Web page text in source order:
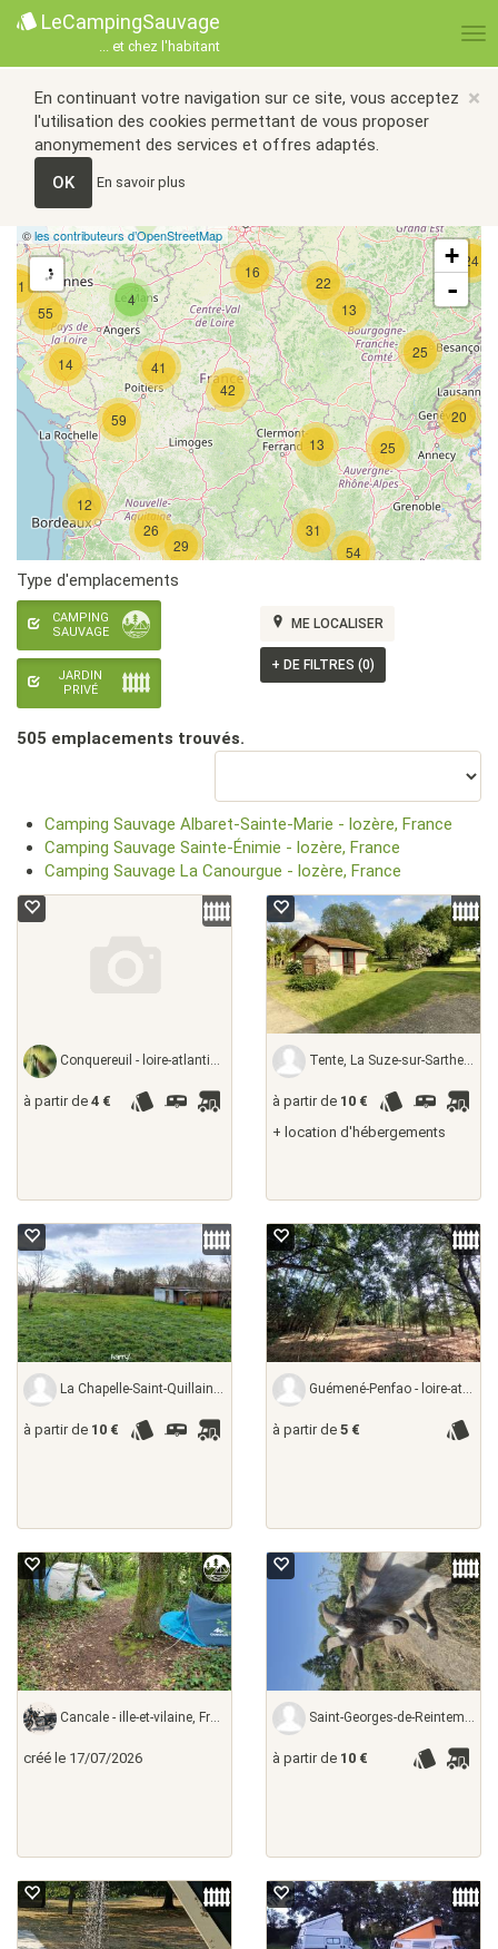
LeCampingSauvage
... et chez l'habitant
×
En continuant votre navigation sur ce site, vous acceptez
l'utilisation des cookies permettant de vous proposer
anonymement des services et offres adaptés.
OK
En savoir plus
4
13
25
22
42
55
54
59
26
13
31
16
14
25
20
24
29
21
41
12
©les contributeurs d’OpenStreetMap
+
-
Type d'emplacements
CAMPING
SAUVAGE
JARDIN
PRIVÉ
ME LOCALISER
+ DE FILTRES (0)
505 emplacements trouvés.
Camping Sauvage Albaret-Sainte-Marie - lozère, France
Camping Sauvage Sainte-Énimie - lozère, France
Camping Sauvage La Canourgue - lozère, France
Conquereuil - loire-atlantique, France
à partir de 4 €
Tente, La Suze-sur-Sarthe - sarthe, France
à partir de 10 €
+ location d'hébergements
La Chapelle-Saint-Quillain - haute-saône,
à partir de 10 €
Guémené-Penfao - loire-atlantique,
à partir de 5 €
Cancale - ille-et-vilaine, France
créé le 17/07/2026
Saint-Georges-de-Reintembault - ille-et-vilaine,
à partir de 10 €